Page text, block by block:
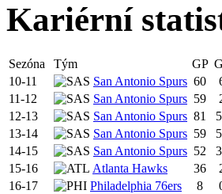
Kariérní
Sezóna Tým GP
10-11
San Antonio Spurs 60
11-12
San Antonio Spurs 59
12-13
San Antonio Spurs 81
13-14
San Antonio Spurs 59
14-15
San Antonio Spurs 52
15-16
Atlanta Hawks 36
16-17
Philadelphia 76ers 8